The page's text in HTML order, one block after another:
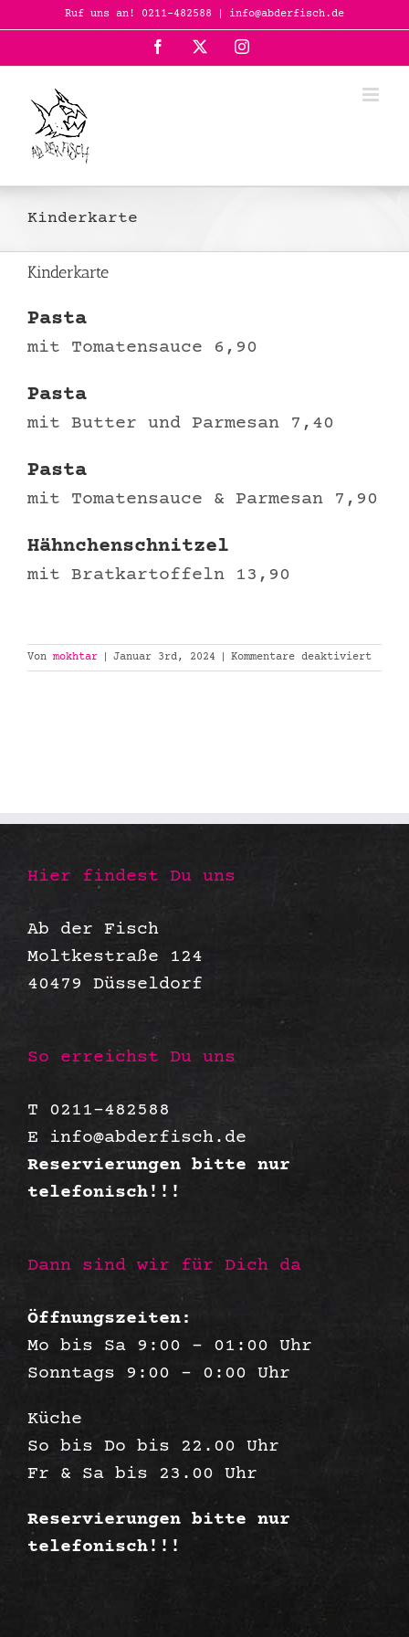
springen
Ruf uns an! 0211-482588 info@abderfisch.de
Facebook Instagram
Kinderkarte
Kinderkarte
Pasta
mit Tomatensauce 6,90
Pasta
mit Butter und Parmesan 7,40
Pasta
mit Tomatensauce & Parmesan 7,90
Hähnchenschnitzel
mit Bratkartoffeln 13,90
Von mokhtar Januar 3rd, 2024 Kommentare deaktiviertfür
Hier findest Du uns
Ab der Fisch
Moltkestraße 124
40479 Düsseldorf
So erreichst Du uns
T 0211-482588
E info@abderfisch.de
Reservierungen bitte nur
telefonisch!!!
Dann sind wir für Dich da
Öffnungszeiten:
Mo bis Sa 9:00 – 01:00 Uhr
Sonntags 9:00 – 0:00 Uhr
Küche
So bis Do bis 22.00 Uhr
Fr & Sa bis 23.00 Uhr
Reservierungen bitte nur
telefonisch!!!